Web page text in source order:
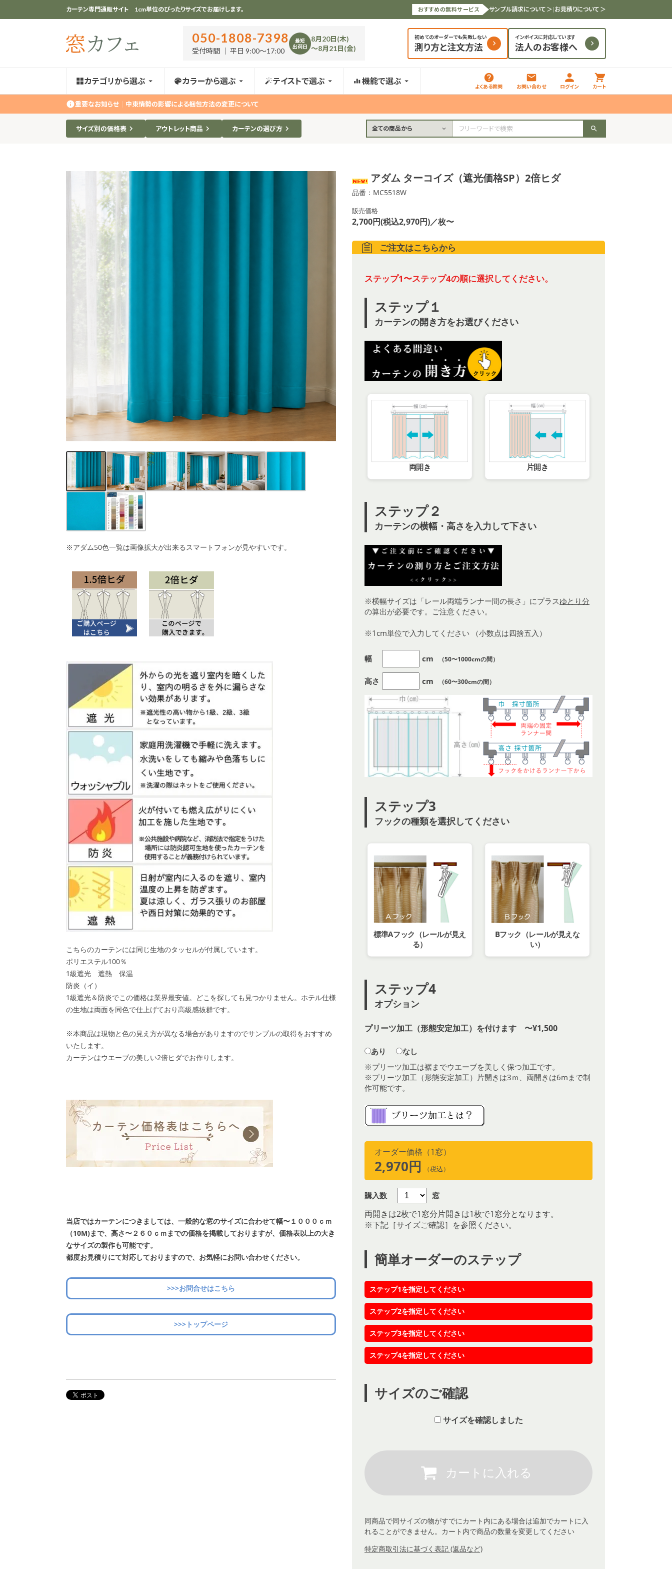
カーテン専門通販サイト 1cm単位のぴったりサイズでお届けします。 おすすめの無料サービス サンプル請求について ＞|お見積りについて ＞
050-1808-7398
受付時間 ｜ 平日 9:00〜17:00
最短
出荷日
8月20日(木)
〜8月21日(金)
初めてのオーダーでも失敗しない
測り方と注文方法
インボイスに対応しています
法人のお客様へ
カテゴリから選ぶ カラーから選ぶ テイストで選ぶ 機能で選ぶ
よくある質問 お問い合わせ ログイン カート
重要なお知らせ 中東情勢の影響による梱包方法の変更について
サイズ別の価格表 アウトレット商品 カーテンの選び方 全ての商品から
※アダム50色一覧は画像拡大が出来るスマートフォンが見やすいです。
こちらのカーテンには同じ生地のタッセルが付属しています。
ポリエステル100％
1級遮光 遮熱 保温
防炎（イ）
1級遮光＆防炎でこの価格は業界最安値。どこを探しても見つかりません。ホテル仕様
の生地は両面を同色で仕上げており高級感抜群です。
※本商品は現物と色の見え方が異なる場合がありますのでサンプルの取得をおすすめ
いたします。
カーテンはウエーブの美しい2倍ヒダでお作りします。
当店ではカーテンにつきましては、一般的な窓のサイズに合わせて幅〜１０００ｃｍ
（10M)まで、高さ〜２６０ｃｍまでの価格を掲載しておりますが、価格表以上の大き
なサイズの製作も可能です。
都度お見積りにて対応しておりますので、お気軽にお問い合わせください。
>>>お問合せはこちら
>>>トップページ
アダム ターコイズ（遮光価格SP）2倍ヒダ
品番：MC5518W
販売価格
2,700円(税込2,970円)／枚〜
ご注文はこちらから
ステップ1〜ステップ4の順に選択してください。
ステップ１
カーテンの開き方をお選びください
両開き 片開き
ステップ２
カーテンの横幅・高さを入力して下さい
※横幅サイズは「レール両端ランナー間の長さ」にプラスゆとり分
の算出が必要です。ご注意ください。
※1cm単位で入力してください （小数点は四捨五入）
幅 cm （50〜1000cmの間）
高さ cm （60〜300cmの間）
ステップ3
フックの種類を選択してください
標準Aフック（レールが見え
る）
Bフック（レールが見えな
い）
ステップ4
オプション
プリーツ加工（形態安定加工）を付けます 〜¥1,500
あり
なし
※プリーツ加工は裾までウエーブを美しく保つ加工です。
※プリーツ加工（形態安定加工）片開きは3ｍ、両開きは6mまで制
作可能です。
オーダー価格（1窓）
2,970円 （税込）
購入数 窓
両開きは2枚で1窓分片開きは1枚で1窓分となります。
※下記［サイズご確認］を参照ください。
簡単オーダーのステップ
ステップ1を指定してください
ステップ2を指定してください
ステップ3を指定してください
ステップ4を指定してください
サイズのご確認
サイズを確認しました
同商品で同サイズの物がすでにカート内にある場合は追加でカートに入
れることができません。カート内で商品の数量を変更してください
特定商取引法に基づく表記 (返品など)